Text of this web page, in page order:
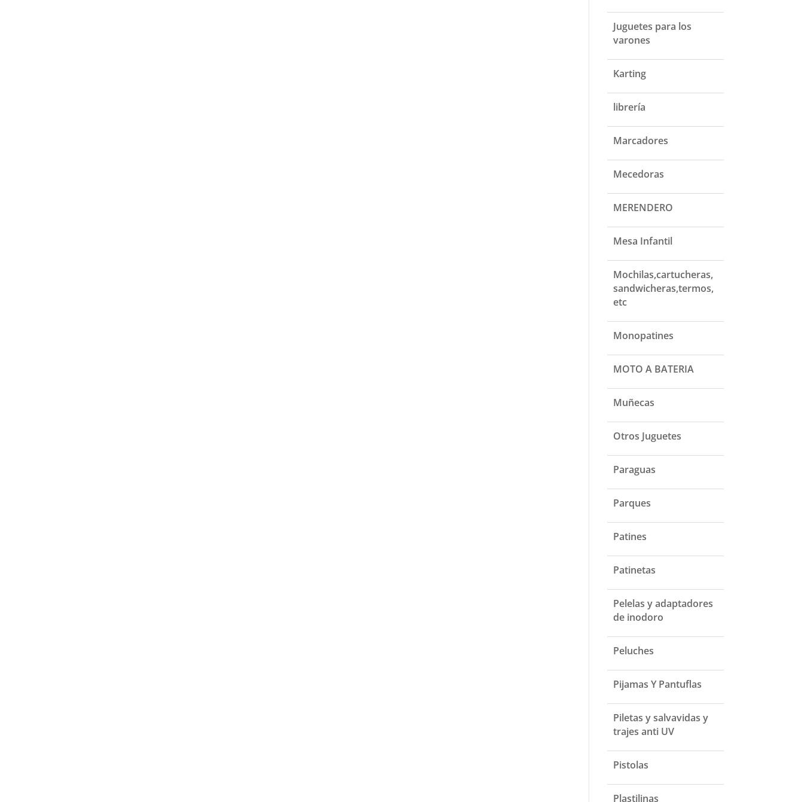
Juguetes para los
varones
Karting
librería
Marcadores
Mecedoras
MERENDERO
Mesa Infantil
Mochilas,cartucheras,
sandwicheras,termos,
etc
Monopatines
MOTO A BATERIA
Muñecas
Otros Juguetes
Paraguas
Parques
Patines
Patinetas
Pelelas y adaptadores
de inodoro
Peluches
Pijamas Y Pantuflas
Piletas y salvavidas y
trajes anti UV
Pistolas
Plastilinas